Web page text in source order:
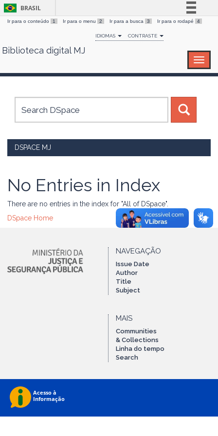
Skip
BRASIL
Simplifique!
Comunica BR
Canais
Ir para o conteúdo 1 Ir para o menu 2 Ir para a busca 3 Ir para o rodapé 4
IDIOMAS CONTRASTE
Biblioteca digital MJ
DSPACE MJ
No Entries in Index
There are no entries in the index for "All of DSpace".
DSpace Home
NAVEGAÇÃO
Issue Date
Author
Title
Subject
MAIS
Communities
& Collections
Linha do tempo
Search